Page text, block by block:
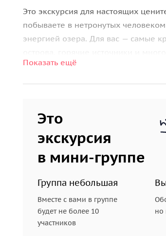
Это экскурсия для настоящих
побываете в нетронутых
энергией озера. Для вас — самые
настоящемпалаточном лагере
Показать ещё
Это
экскурсия
в мини-группе
Группа небольшая
Вместе с вами в группе
будет не более 10
участников
но